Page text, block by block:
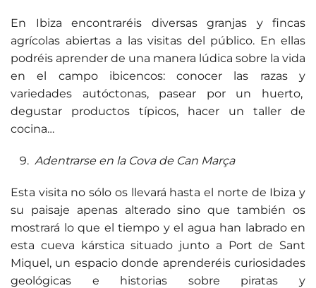
En Ibiza encontraréis diversas granjas y fincas
agrícolas abiertas a las visitas del público. En ellas
podréis aprender de una manera lúdica sobre la vida
en el campo ibicencos: conocer las razas y
variedades autóctonas, pasear por un huerto,
degustar productos típicos, hacer un taller de
cocina…
Adentrarse en la Cova de Can Marça
Esta visita no sólo os llevará hasta el norte de Ibiza y
su paisaje apenas alterado sino que también os
mostrará lo que el tiempo y el agua han labrado en
esta cueva kárstica situado junto a Port de Sant
Miquel, un espacio donde aprenderéis curiosidades
geológicas e historias sobre piratas y